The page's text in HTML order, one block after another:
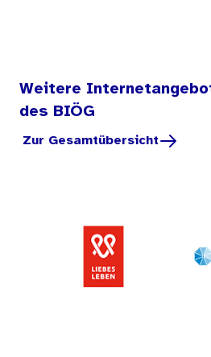
Weitere
des BIÖG
Zur Gesamtübersicht